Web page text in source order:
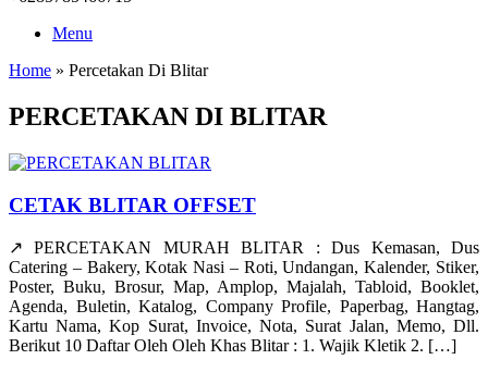
Menu
Home » Percetakan Di Blitar
PERCETAKAN DI BLITAR
CETAK BLITAR OFFSET
↗️ PERCETAKAN MURAH BLITAR : Dus Kemasan, Dus
Catering – Bakery, Kotak Nasi – Roti, Undangan, Kalender, Stiker,
Poster, Buku, Brosur, Map, Amplop, Majalah, Tabloid, Booklet,
Agenda, Buletin, Katalog, Company Profile, Paperbag, Hangtag,
Kartu Nama, Kop Surat, Invoice, Nota, Surat Jalan, Memo, Dll.
Berikut 10 Daftar Oleh Oleh Khas Blitar : 1. Wajik Kletik 2. […]